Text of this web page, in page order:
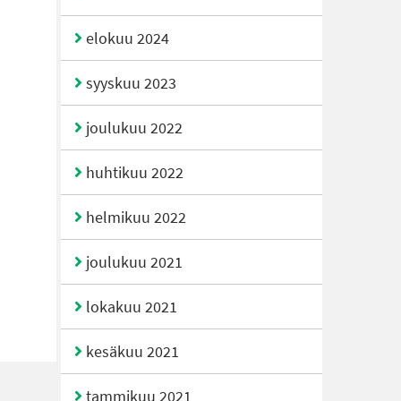
elokuu 2024
syyskuu 2023
joulukuu 2022
huhtikuu 2022
helmikuu 2022
joulukuu 2021
lokakuu 2021
kesäkuu 2021
tammikuu 2021